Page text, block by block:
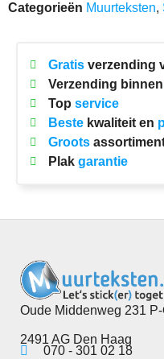
Categorieën Muurteksten,
Gratisverzending
Verzending binnen
Top service
Bestekwaliteit en
Groots
Plak garantie
Oude Middenweg 231
2491 AG Den Haag
070 - 301 02 18